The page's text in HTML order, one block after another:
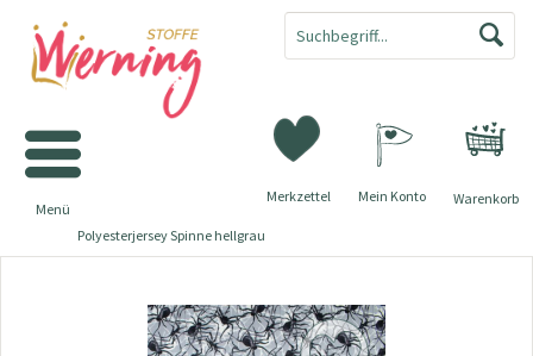
Warenkorb
Merkzettel Mein Konto
Menü
Polyesterjersey Spinne hellgrau